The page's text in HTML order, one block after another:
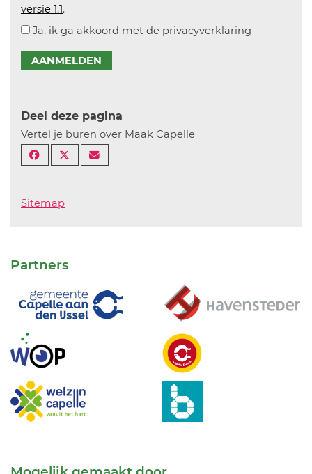
versie 1.1.
Ja, ik ga akkoord met de privacyverklaring
AANMELDEN
Deel deze pagina
Vertel je buren over Maak Capelle
Sitemap
Partners